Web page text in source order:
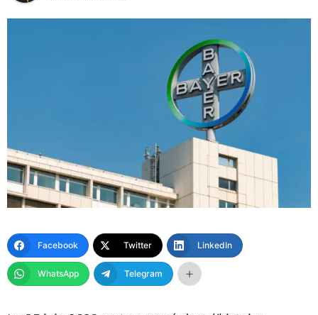
Facebook Twitter LinkedIn
WhatsApp Telegram